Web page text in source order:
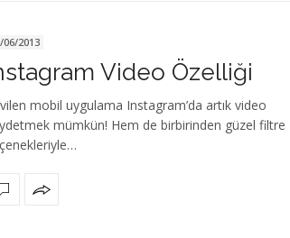
06/2013
Video Özelliği
mobil uygulama Instagram’da artık video
mümkün! Hem de birbirinden güzel filtre